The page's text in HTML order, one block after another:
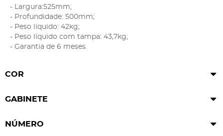
- Largura:525mm;
- Profundidade: 500mm;
- Peso líquido: 42kg;
- Peso líquido com tampa: 43,7kg;
- Garantia de 6 meses.
COR
GABINETE
NÚMERO